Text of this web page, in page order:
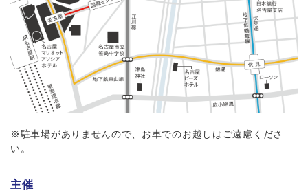
※駐車場がありませんので、お車でのお越しはご遠慮くださ
い。
主催